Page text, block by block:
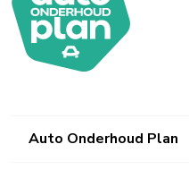
Waarland
Waddinxveen
Auto Onderhoud Plan